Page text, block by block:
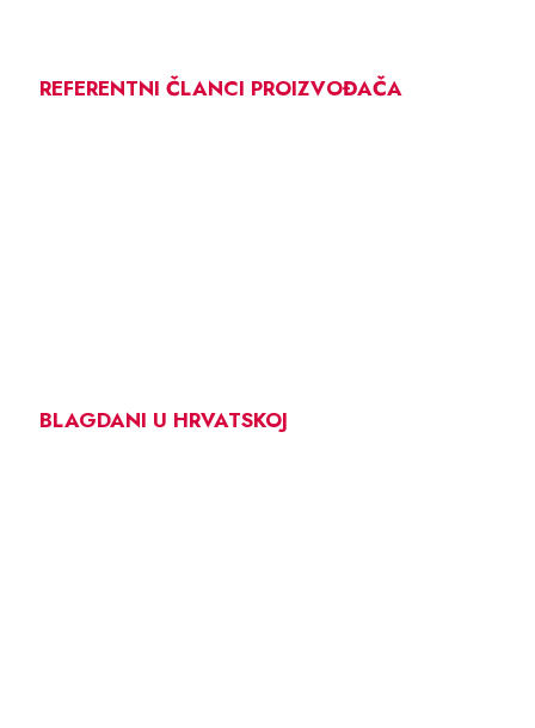
REFERENTNI ČLANCI PROIZVOĐAČA
BLAGDANI U HRVATSKOJ